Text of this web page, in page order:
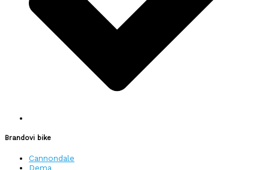
Brandovi bike
Cannondale
Dema